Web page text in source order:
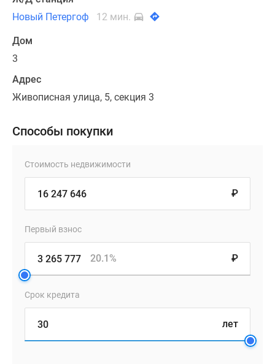
Коттеджные
поселки
водоема
Коттеджные
Бизнес-
центры
Коттеджи
Скидки
Макс
Рассрочка
Новый Петергоф
12 мин.
Дом
3
Адрес
Живописная улица, 5, секция 3
Способы покупки
Стоимость недвижимости
₽
Первый взнос
₽
20.1%
Срок кредита
лет